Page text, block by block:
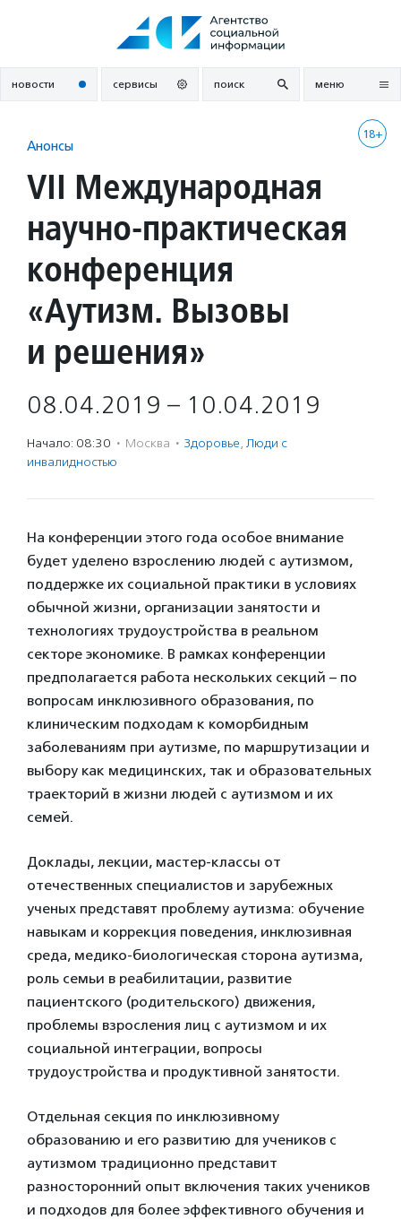
новости сервисы поиск меню
18+
Анонсы
VII Международная
научно-практическая
конференция
«Аутизм. Вызовы
и решения»
08.04.2019 – 10.04.2019
Начало: 08:30 · Москва · Здоровье, Люди с
инвалидностью
На конференции этого года особое внимание
будет уделено взрослению людей с аутизмом,
поддержке их социальной практики в условиях
обычной жизни, организации занятости и
технологиях трудоустройства в реальном
секторе экономике. В рамках конференции
предполагается работа нескольких секций – по
вопросам инклюзивного образования, по
клиническим подходам к коморбидным
заболеваниям при аутизме, по маршрутизации и
выбору как медицинских, так и образовательных
траекторий в жизни людей с аутизмом и их
семей.
Доклады, лекции, мастер-классы от
отечественных специалистов и зарубежных
ученых представят проблему аутизма: обучение
навыкам и коррекция поведения, инклюзивная
среда, медико-биологическая сторона аутизма,
роль семьи в реабилитации, развитие
пациентского (родительского) движения,
проблемы взросления лиц с аутизмом и их
социальной интеграции, вопросы
трудоустройства и продуктивной занятости.
Отдельная секция по инклюзивному
образованию и его развитию для учеников с
аутизмом традиционно представит
разносторонний опыт включения таких учеников
и подходов для более эффективного обучения и